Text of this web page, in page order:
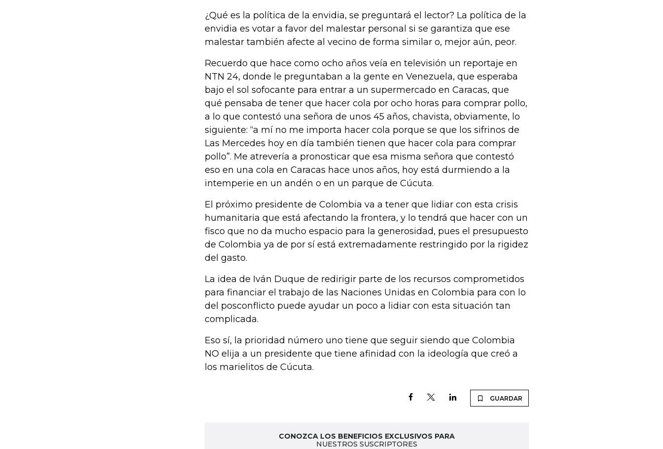
¿Qué es la política de la envidia, se preguntará el lector? La política de la
envidia es votar a favor del malestar personal si se garantiza que ese
malestar también afecte al vecino de forma similar o, mejor aún, peor.
Recuerdo que hace como ocho años veía en televisión un reportaje en
NTN 24, donde le preguntaban a la gente en Venezuela, que esperaba
bajo el sol sofocante para entrar a un supermercado en Caracas, que
qué pensaba de tener que hacer cola por ocho horas para comprar pollo,
a lo que contestó una señora de unos 45 años, chavista, obviamente, lo
siguiente: “a mí no me importa hacer cola porque se que los sifrinos de
Las Mercedes hoy en día también tienen que hacer cola para comprar
pollo”. Me atrevería a pronosticar que esa misma señora que contestó
eso en una cola en Caracas hace unos años, hoy está durmiendo a la
intemperie en un andén o en un parque de Cúcuta.
El próximo presidente de Colombia va a tener que lidiar con esta crisis
humanitaria que está afectando la frontera, y lo tendrá que hacer con un
fisco que no da mucho espacio para la generosidad, pues el presupuesto
de Colombia ya de por sí está extremadamente restringido por la rigidez
del gasto.
La idea de Iván Duque de redirigir parte de los recursos comprometidos
para financiar el trabajo de las Naciones Unidas en Colombia para con lo
del posconflicto puede ayudar un poco a lidiar con esta situación tan
complicada.
Eso sí, la prioridad número uno tiene que seguir siendo que Colombia
NO elija a un presidente que tiene afinidad con la ideología que creó a
los marielitos de Cúcuta.
GUARDAR
CONOZCA LOS BENEFICIOS EXCLUSIVOS PARA
NUESTROS SUSCRIPTORES